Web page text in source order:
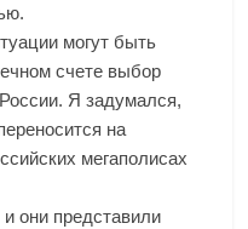
могут быть
счете выбор
Я задумался,
на
мегаполисах
они представили